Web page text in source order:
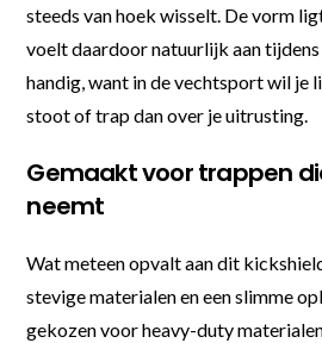
steeds van hoek wisselt. De vorm
voelt daardoor natuurlijk aan tijdens
handig, want in de vechtsport wil je
stoot of trap dan over je uitrusting.
Gemaakt voor trappen
neemt
Wat meteen opvalt aan dit
stevige materialen en een slimme
gekozen voor heavy-duty